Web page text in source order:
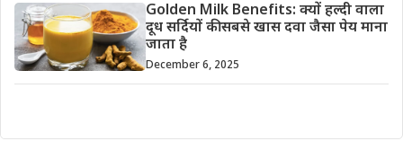
Golden Milk Benefits: क्यों हल्दी वाला
दूध सर्दियों की सबसे खास दवा जैसा पेय माना
जाता है
December 6, 2025